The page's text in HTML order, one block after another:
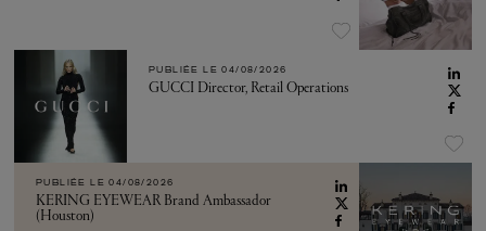
PUBLIÉE LE 04/08/2026
GUCCI Director, Retail Operations
PUBLIÉE LE 04/08/2026
KERING EYEWEAR Brand Ambassador
(Houston)